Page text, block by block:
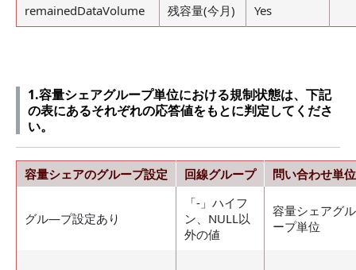
remainedDataVolume 残容量(今月) Yes
1.容量シェアグループ単位における規制状態は、下記
の表にあるそれぞれの応答値をもとに判定してくださ
い。
容量シェアのグループ設定 回線グループ 問い合わせ単位
グル―プ設定あり
「-」ハイフ
ン、NULL以
外の値
容量シェアグル
ープ単位